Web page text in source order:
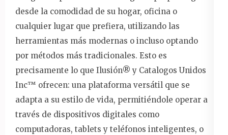
desde la comodidad de su hogar, oficina o
cualquier lugar que prefiera, utilizando las
herramientas más modernas o incluso optando
por métodos más tradicionales. Esto es
precisamente lo que Ilusión®️ y Catalogos Unidos
Inc™️ ofrecen: una plataforma versátil que se
adapta a su estilo de vida, permitiéndole operar a
través de dispositivos digitales como
computadoras, tablets y teléfonos inteligentes, o